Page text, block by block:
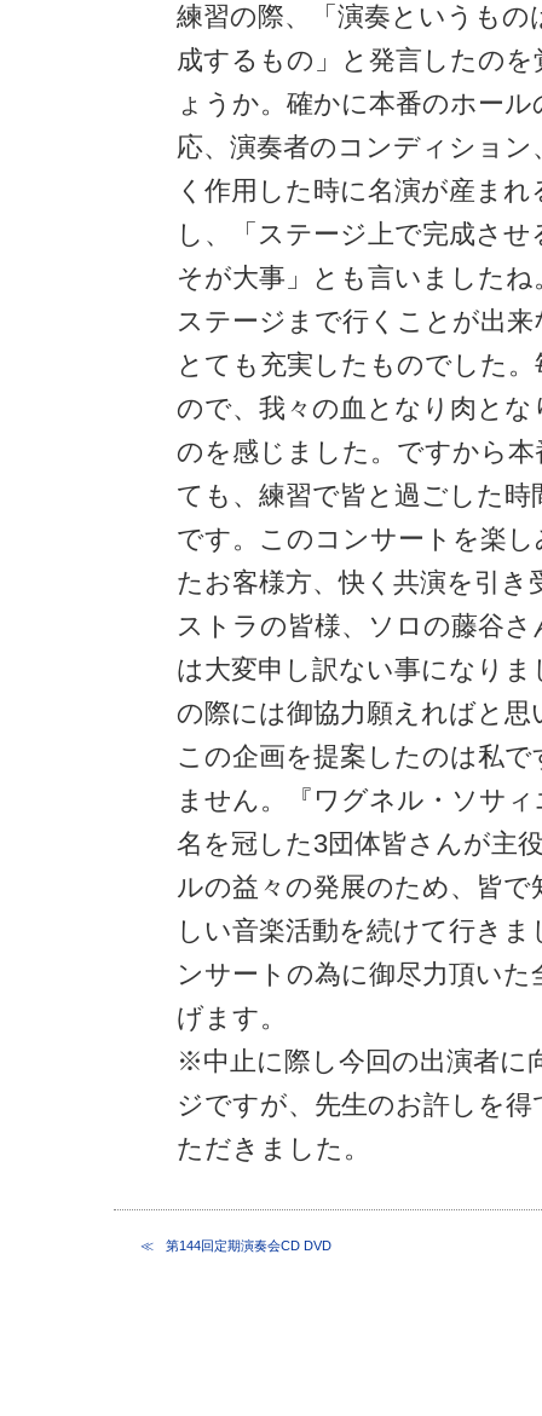
練習の際、「演奏というも
成するもの」と発言したの
ょうか。確かに本番のホー
応、演奏者のコンディショ
く作用した時に名演が産ま
し、「ステージ上で完成さ
そが大事」とも言いました
ステージまで行くことが出
とても充実したものでした
ので、我々の血となり肉と
のを感じました。ですから
ても、練習で皆と過ごした
です。このコンサートを楽
たお客様方、快く共演を引
ストラの皆様、ソロの藤谷
は大変申し訳ない事になり
の際には御協力願えればと思
この企画を提案したのは私
ません。『ワグネル・ソサ
名を冠した3団体皆さんが主
ルの益々の発展のため、皆
しい音楽活動を続けて行き
ンサートの為に御尽力頂い
げます。
※中止に際し今回の出演者に
ジですが、先生のお許しを
ただきました。
第144回定期演奏会CD DVD